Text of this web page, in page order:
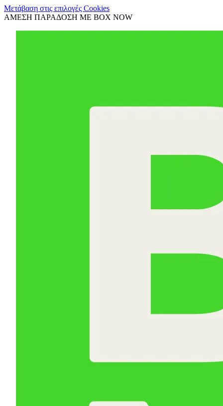
Μετάβαση στις επιλογές Cookies
ΑΜΕΣΗ ΠΑΡΑΔΟΣΗ ΜΕ BOX NOW